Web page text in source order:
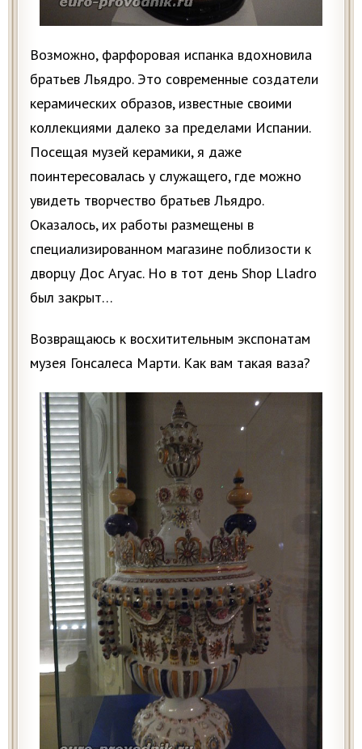
Возможно, фарфоровая испанка вдохновила
братьев Льядро. Это современные создатели
керамических образов, известные своими
коллекциями далеко за пределами Испании.
Посещая музей керамики, я даже
поинтересовалась у служащего, где можно
увидеть творчество братьев Льядро.
Оказалось, их работы размещены в
специализированном магазине поблизости к
дворцу Дос Агуас. Но в тот день Shop Lladro
был закрыт…
Возвращаюсь к восхитительным экспонатам
музея Гонсалеса Марти. Как вам такая ваза?